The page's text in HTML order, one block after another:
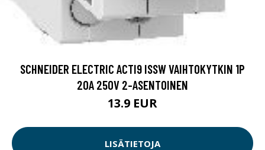
SCHNEIDER ELECTRIC ACTI9 ISSW VAIHTOKYTKIN 1P
20A 250V 2-ASENTOINEN
13.9 EUR
LISÄTIETOJA